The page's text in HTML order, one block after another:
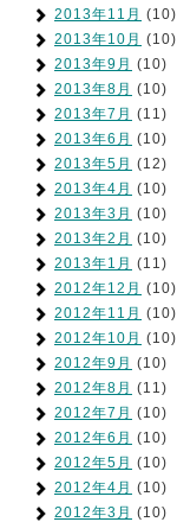
2013年11月 (10)
2013年10月 (10)
2013年9月 (10)
2013年8月 (10)
2013年7月 (11)
2013年6月 (10)
2013年5月 (12)
2013年4月 (10)
2013年3月 (10)
2013年2月 (10)
2013年1月 (11)
2012年12月 (10)
2012年11月 (10)
2012年10月 (10)
2012年9月 (10)
2012年8月 (11)
2012年7月 (10)
2012年6月 (10)
2012年5月 (10)
2012年4月 (10)
2012年3月 (10)